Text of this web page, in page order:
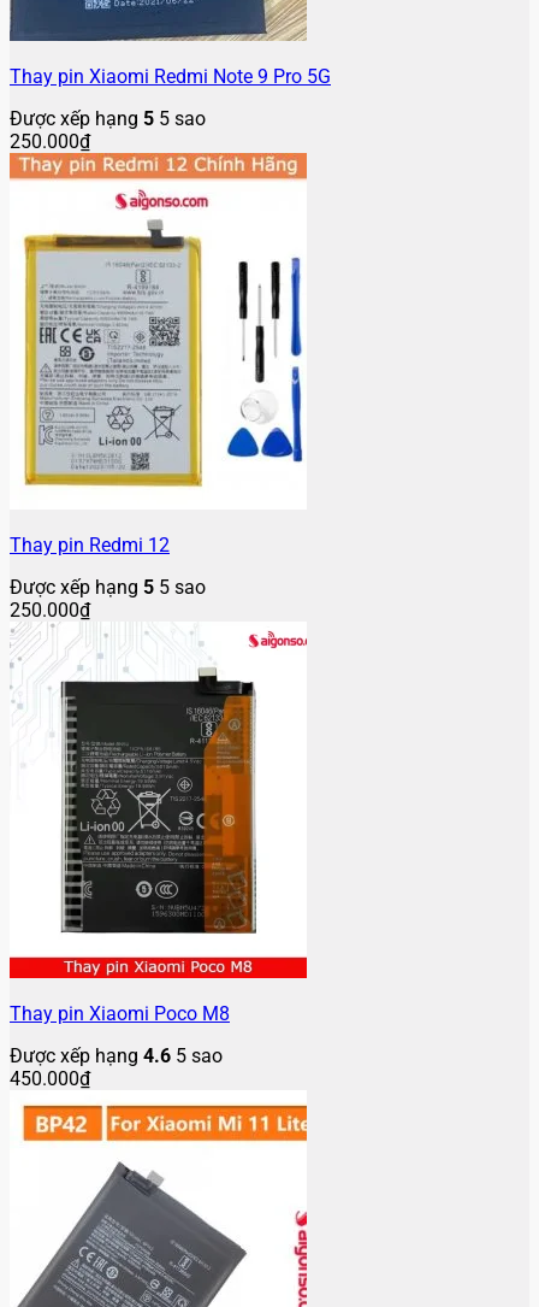
Thay pin Xiaomi Redmi Note 9 Pro 5G
Được xếp hạng 5 5 sao
250.000₫
Thay pin Redmi 12
Được xếp hạng 5 5 sao
250.000₫
Thay pin Xiaomi Poco M8
Được xếp hạng 4.6 5 sao
450.000₫